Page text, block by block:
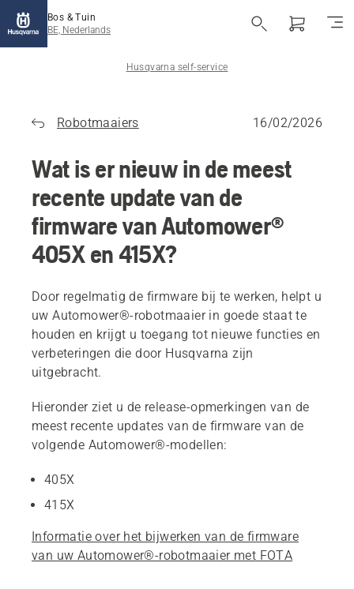
Bos & Tuin
BE, Nederlands
Husqvarna self-service
Robotmaaiers 16/02/2026
Wat is er nieuw in de meest
recente update van de
firmware van Automower®
405X en 415X?
Door regelmatig de firmware bij te werken, helpt u
uw Automower®-robotmaaier in goede staat te
houden en krijgt u toegang tot nieuwe functies en
verbeteringen die door Husqvarna zijn
uitgebracht.
Hieronder ziet u de release-opmerkingen van de
meest recente updates van de firmware van de
volgende Automower®-modellen:
405X
415X
Informatie over het bijwerken van de firmware
van uw Automower®-robotmaaier met FOTA